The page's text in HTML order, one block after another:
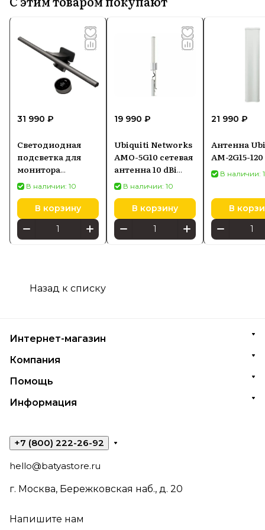
31 990 ₽
Светодиодная
подсветка для
монитора
SCREENBAR HALO
2
В наличии: 10
В корзину
19 990 ₽
Ubiquiti Networks
AMO-5G10 сетевая
антенна 10 dBi
Секторная
антенна
В наличии: 10
В корзину
21 990 ₽
Антенна
AM-2G15-120
В наличии:
В
Назад к списку
Интернет-магазин
Компания
Помощь
Информация
+7 (800) 222-26-92
hello@batyastore.ru
г. Москва, Бережковская наб., д. 20
Напишите нам